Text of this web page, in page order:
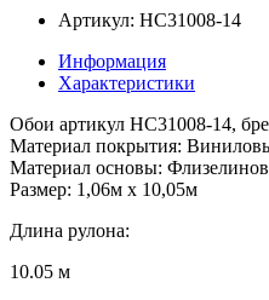
Артикул: HC31008-14
Информация
Характеристики
Обои артикул HC31008-14,
Материал покрытия:
Материал основы:
Размер: 1,06м х 10,05м
Длина рулона:
10.05 м